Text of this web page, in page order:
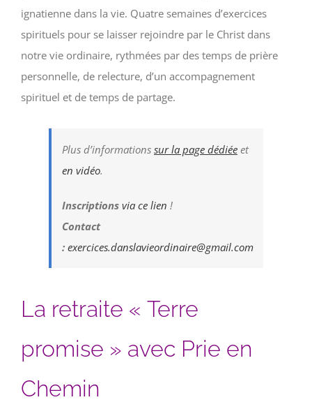
ignatienne dans la vie. Quatre semaines d’exercices
spirituels pour se laisser rejoindre par le Christ dans
notre vie ordinaire, rythmées par des temps de prière
personnelle, de relecture, d’un accompagnement
spirituel et de temps de partage.
Plus d’informations sur la page dédiéeet
en vidéo.
Inscriptions via ce lien !
Contact
: exercices.danslavieordinaire@gmail.com
La retraite « Terre
promise » avec Prie en
Chemin